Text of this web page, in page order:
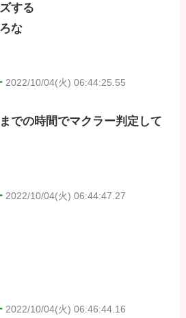
する
な
2022/10/04(火) 06:44:25.55
での時間でマクラー判定して
2022/10/04(火) 06:44:47.27
2022/10/04(火) 06:46:44.16